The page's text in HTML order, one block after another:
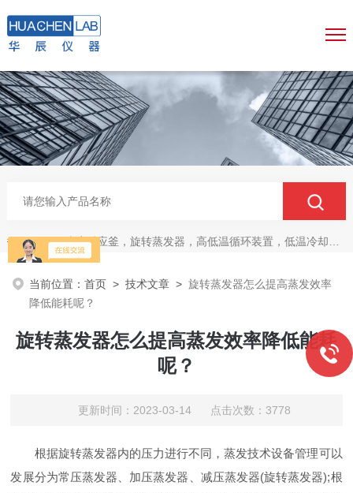
热门关键词：玻璃反应釜，旋转蒸发器，高低温循环装置，低温冷却液循环泵，真空冷冻干燥机
当前位置：首页 >技术文章 >旋转蒸发器怎么提高蒸发效率
降低能耗呢？
旋转蒸发器怎么提高蒸发效率降低能耗
呢？
更新时间：2023-03-14 点击次数：3778
根据旋转蒸发器内的压力进行不同，蒸发技术设备管理可以
发展分为常压蒸发器、加压蒸发器、减压蒸发器(旋转蒸发器);根